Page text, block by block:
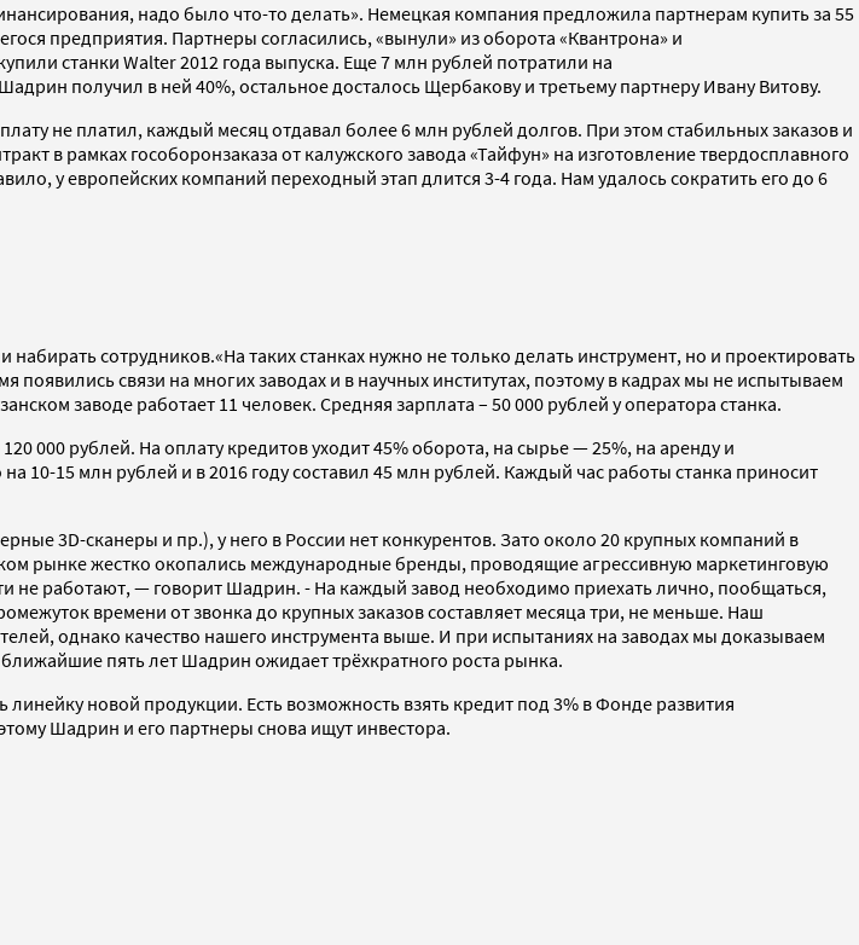
надо было что-то делать». Немецкая компания предложила партнерам купить за 55
предприятия. Партнеры согласились, «вынули» из оборота «Квантрона» и
станки Walter 2012 года выпуска. Еще 7 млн рублей потратили на
получил в ней 40%, остальное досталось Щербакову и третьему партнеру Ивану Витову.
не платил, каждый месяц отдавал более 6 млн рублей долгов. При этом стабильных заказов и
в рамках гособоронзаказа от калужского завода «Тайфун» на изготовление твердосплавного
у европейских компаний переходный этап длится 3-4 года. Нам удалось сократить его до 6
сотрудников.«На таких станках нужно не только делать инструмент, но и проектировать
связи на многих заводах и в научных институтах, поэтому в кадрах мы не испытываем
заводе работает 11 человек. Средняя зарплата – 50 000 рублей у оператора станка.
000 рублей. На оплату кредитов уходит 45% оборота, на сырье — 25%, на аренду и
15 млн рублей и в 2016 году составил 45 млн рублей. Каждый час работы станка приносит
3D-сканеры и пр.), у него в России нет конкурентов. Зато около 20 крупных компаний в
рынке жестко окопались международные бренды, проводящие агрессивную маркетинговую
не работают, — говорит Шадрин. - На каждый завод необходимо приехать лично, пообщаться,
времени от звонка до крупных заказов составляет месяца три, не меньше. Наш
однако качество нашего инструмента выше. И при испытаниях на заводах мы доказываем
пять лет Шадрин ожидает трёхкратного роста рынка.
новой продукции. Есть возможность взять кредит под 3% в Фонде развития
Шадрин и его партнеры снова ищут инвестора.